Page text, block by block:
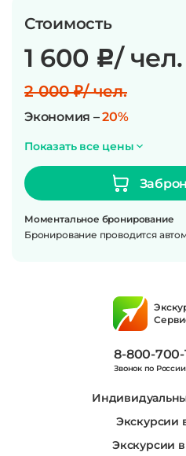
Стоимость
1 600 c/ чел.
2 000 ₽/ чел.
Экономия –20%
Показать все цены
Моментальное бронирование
Бронирование проводится
8-800-700-
Звонок по
Экскурсии
Экскурсии